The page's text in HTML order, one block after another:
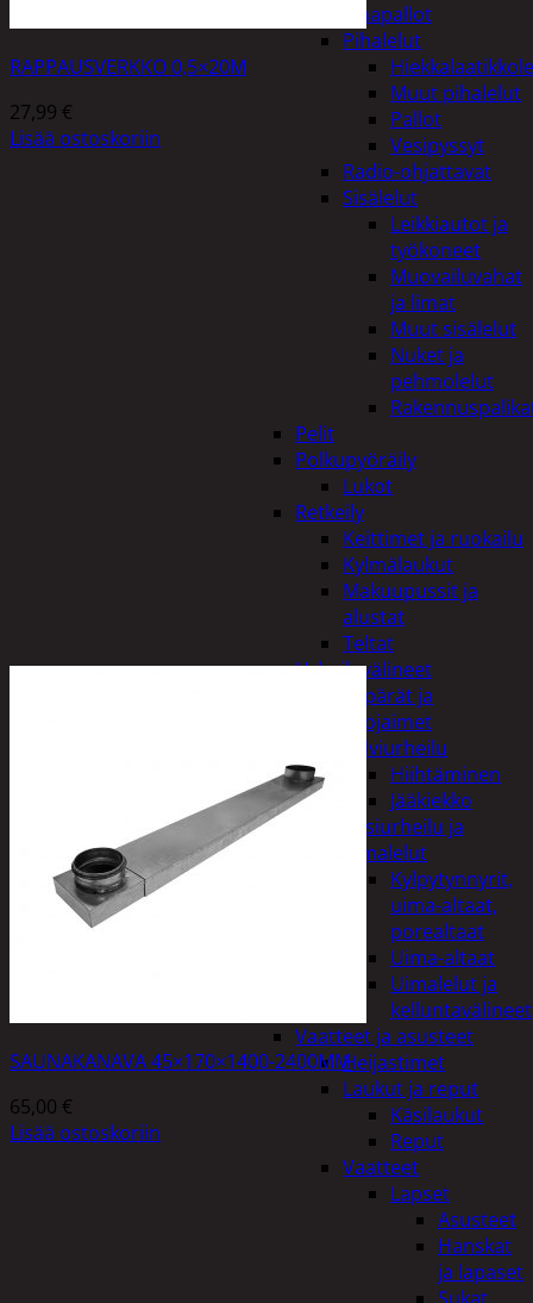
Ilmapallot
Pihalelut
Muut pihalelut
Pallot
Vesipyssyt
Radio-ohjattavat
Sisälelut
Leikkiautot ja
työkoneet
Muovailuvahat
ja limat
Muut sisälelut
Nuket ja
pehmolelut
Pelit
Polkupyöräily
Lukot
Retkeily
Keittimet ja ruokailu
Kylmälaukut
Makuupussit ja
alustat
Teltat
Urheiluvälineet
Kypärät ja
suojaimet
Talviurheilu
Hiihtäminen
Jääkiekko
Vesiurheilu ja
uimalelut
Kylpytynnyrit,
uima-altaat,
porealtaat
Uima-altaat
Uimalelut ja
kelluntavälineet
Vaatteet ja asusteet
Heijastimet
Laukut ja reput
Käsilaukut
Reput
Vaatteet
Lapset
Asusteet
Hanskat
ja lapaset
RAPPAUSVERKKO 0,5×20M
27,99 €
Lisää ostoskoriin
SAUNAKANAVA 45×170×1400-2400MM
65,00 €
Lisää ostoskoriin